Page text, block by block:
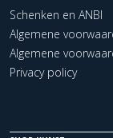
Schenken en ANBI
Algemene
Algemene
Privacy policy